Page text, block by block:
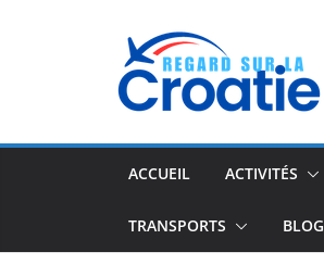
ACCUEIL ACTIVITÉS
TRANSPORTS BLOG